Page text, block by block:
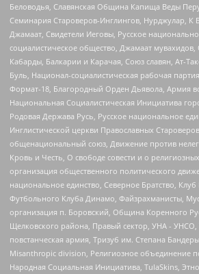
Беловодья, Славянская Община Капища Веды
Семинария Староверов-Инглингов, Нурджулар, К
Джамаат, Свидетели Иеговы, Русское
социалистическое общество, Джамаат
Кабарды, Балкарии и Карачая, Союз славян, Ат-
Буль, Национал-социалистическая рабочая
Формат-18, Благородный Орден Дьявола, Армия
Национальная Социалистическая Инициатива
Родовая Держава Русь, Русское национальное
Инглистической церкви Православных
общенациональный союз, Движение против
Кровь и Честь, О свободе совести и о
организация общественного политического
национальное единство, Северное Братство,
Футбольного Клуба Динамо, Файзрахманисты,
организация п. Боровский, Община Коренного
Щелковского района, Правый сектор, УНА - УНСО,
повстанческая армия, Тризуб им. Степана
Misanthropic division, Религиозное объединение
Народная Социальная Инициатива, TulaSkins,